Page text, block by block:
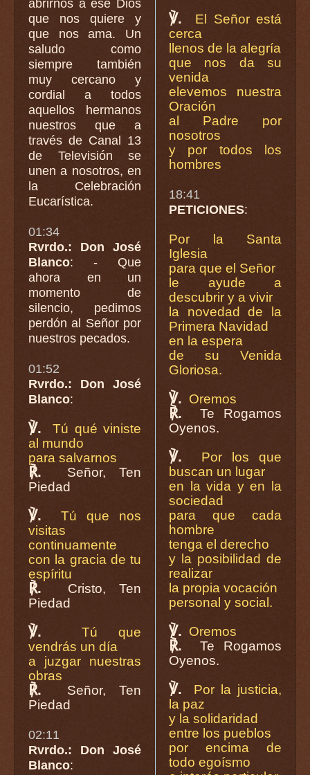
abrirnos a ese Dios
que nos quiere y
que nos ama. Un
saludo como
siempre también
muy cercano y
cordial a todos
aquellos hermanos
nuestros que a
través de Canal 13
de Televisión se
unen a nosotros, en
la Celebración
Eucarística.
01:34
Rvrdo.: Don José
Blanco: - Que
ahora en un
momento de
silencio, pedimos
perdón al Señor por
nuestros pecados.
01:52
Rvrdo.: Don José
Blanco:
℣.
Tú qué viniste
al mundo
para salvarnos
℟.
Señor, Ten
Piedad
℣.
Tú que nos
visitas
continuamente
con la gracia de tu
espíritu
℟.
Cristo, Ten
Piedad
℣.
Tú que
vendrás un día
a juzgar nuestras
obras
℟.
Señor, Ten
Piedad
02:11
Rvrdo.: Don José
Blanco:
℣.
El Señor está
cerca
llenos de la alegría
que nos da su
venida
elevemos nuestra
Oración
al Padre por
nosotros
y por todos los
hombres
18:41
PETICIONES:
Por la Santa
Iglesia
para que el Señor
le ayude a
descubrir y a vivir
la novedad de la
Primera Navidad
en la espera
de su Venida
Gloriosa.
℣. Oremos
℟.
Te Rogamos
Oyenos.
℣.
Por los que
buscan un lugar
en la vida y en la
sociedad
para que cada
hombre
tenga el derecho
y la posibilidad de
realizar
la propia vocación
personal y social.
℣. Oremos
℟.
Te Rogamos
Oyenos.
℣.
Por la justicia,
la paz
y la solidaridad
entre los pueblos
por encima de
todo egoísmo